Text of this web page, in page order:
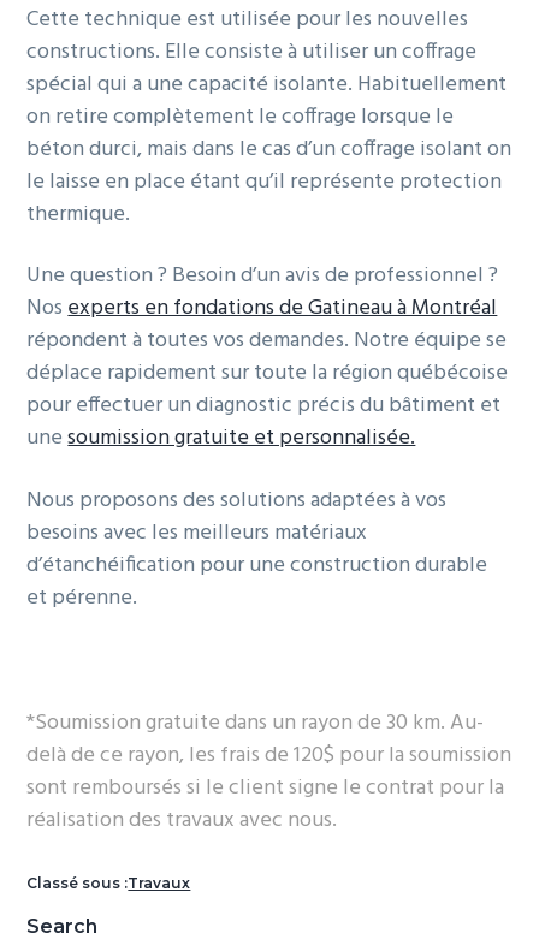
Cette technique est utilisée pour les nouvelles
constructions. Elle consiste à utiliser un coffrage
spécial qui a une capacité isolante. Habituellement
on retire complètement le coffrage lorsque le
béton durci, mais dans le cas d’un coffrage isolant on
le laisse en place étant qu’il représente protection
thermique.
Une question ? Besoin d’un avis de professionnel ?
Nosexperts en fondations de Gatineau à Montréal
répondent à toutes vos demandes. Notre équipe se
déplace rapidement sur toute la région québécoise
pour effectuer un diagnostic précis du bâtiment et
unesoumission gratuite et personnalisée.
Nous proposons des solutions adaptées à vos
besoins avec les meilleurs matériaux
d’étanchéification pour une construction durable
et pérenne.
*Soumission gratuite dans un rayon de 30 km. Au-
delà de ce rayon, les frais de 120$ pour la soumission
sont remboursés si le client signe le contrat pour la
réalisation des travaux avec nous.
Classé sous :Travaux
Barre
Search